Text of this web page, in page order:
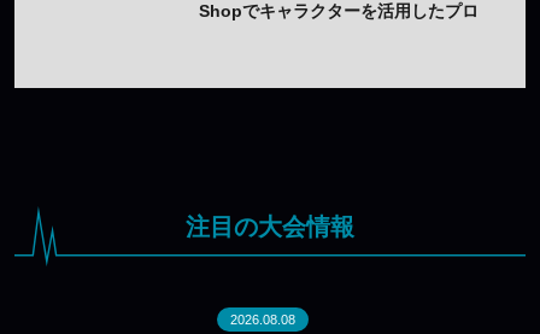
Shopでキャラクターを活用したプロ
注目の大会情報
2026.08.08